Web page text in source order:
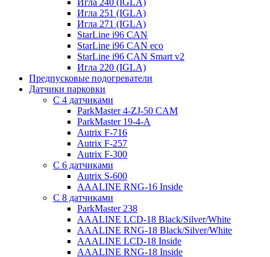
Игла 240 (IGLA)
Игла 251 (IGLA)
Игла 271 (IGLA)
StarLine i96 CAN
StarLine i96 CAN eco
StarLine i96 CAN Smart v2
Игла 220 (IGLA)
Предпусковые подогреватели
Датчики парковки
С 4 датчиками
ParkMaster 4-ZJ-50 CAM
ParkMaster 19-4-A
Autrix F-716
Autrix F-257
Autrix F-300
С 6 датчиками
Autrix S-600
AAALINE RNG-16 Inside
С 8 датчиками
ParkMaster 238
AAALINE LCD-18 Black/Silver/White
AAALINE RNG-18 Black/Silver/White
AAALINE LCD-18 Inside
AAALINE RNG-18 Inside